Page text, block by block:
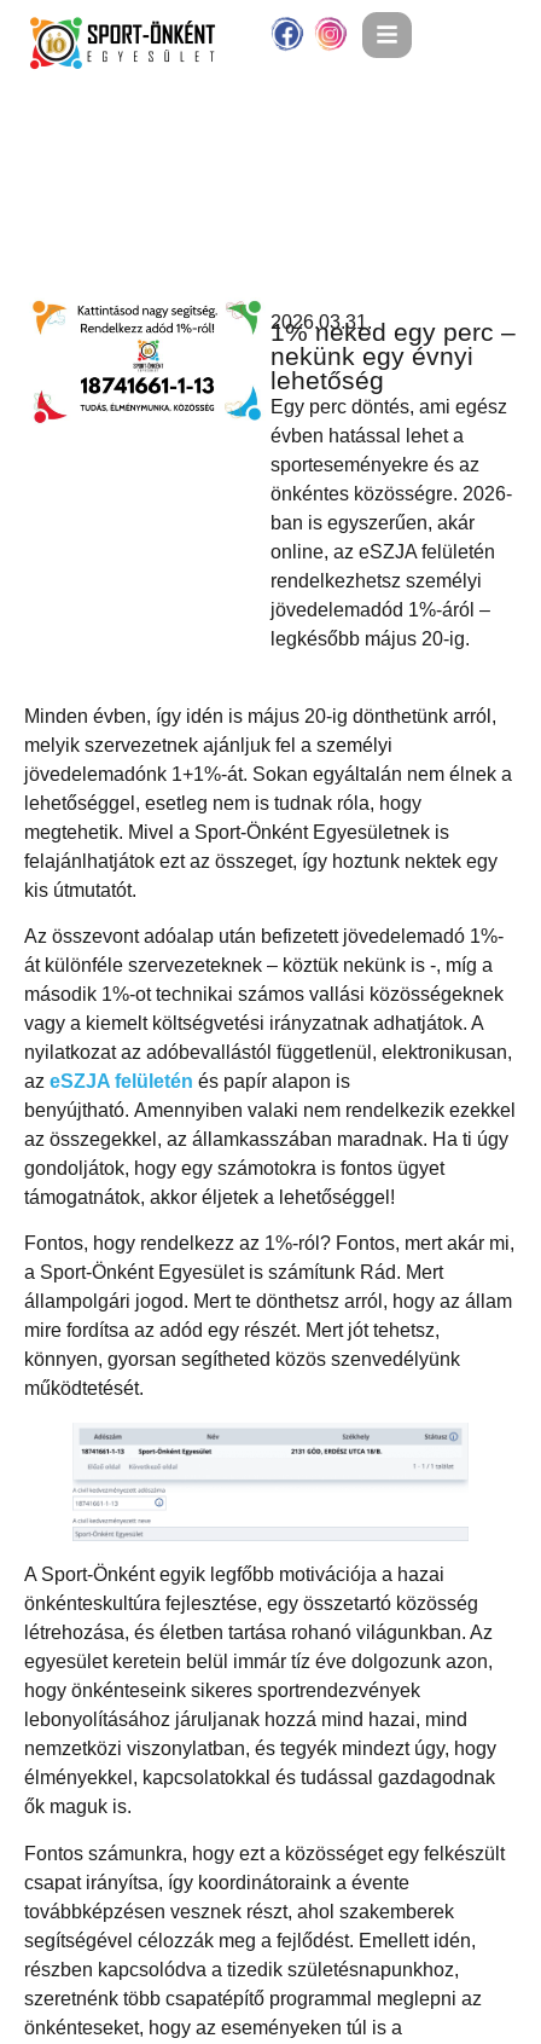
2026.03.31.
1% neked egy perc –
nekünk egy évnyi
lehetőség
Egy perc döntés, ami egész
évben hatással lehet a
sporteseményekre és az
önkéntes közösségre. 2026-
ban is egyszerűen, akár
online, az eSZJA felületén
rendelkezhetsz személyi
jövedelemadód 1%-áról –
legkésőbb május 20-ig.
Minden évben, így idén is május 20-ig dönthetünk arról,
melyik szervezetnek ajánljuk fel a személyi
jövedelemadónk 1+1%-át. Sokan egyáltalán nem élnek a
lehetőséggel, esetleg nem is tudnak róla, hogy
megtehetik. Mivel a Sport-Önként Egyesületnek is
felajánlhatjátok ezt az összeget, így hoztunk nektek egy
kis útmutatót.
Az összevont adóalap után befizetett jövedelemadó 1%-
át különféle szervezeteknek – köztük nekünk is -, míg a
második 1%-ot technikai számos vallási közösségeknek
vagy a kiemelt költségvetési irányzatnak adhatjátok. A
nyilatkozat az adóbevallástól függetlenül, elektronikusan,
az eSZJA felületén és papír alapon is
benyújtható. Amennyiben valaki nem rendelkezik ezekkel
az összegekkel, az államkasszában maradnak. Ha ti úgy
gondoljátok, hogy egy számotokra is fontos ügyet
támogatnátok, akkor éljetek a lehetőséggel!
Fontos, hogy rendelkezz az 1%-ról? Fontos, mert akár mi,
a Sport-Önként Egyesület is számítunk Rád. Mert
állampolgári jogod. Mert te dönthetsz arról, hogy az állam
mire fordítsa az adód egy részét. Mert jót tehetsz,
könnyen, gyorsan segítheted közös szenvedélyünk
működtetését.
A Sport-Önként egyik legfőbb motivációja a hazai
önkénteskultúra fejlesztése, egy összetartó közösség
létrehozása, és életben tartása rohanó világunkban. Az
egyesület keretein belül immár tíz éve dolgozunk azon,
hogy önkénteseink sikeres sportrendezvények
lebonyolításához járuljanak hozzá mind hazai, mind
nemzetközi viszonylatban, és tegyék mindezt úgy, hogy
élményekkel, kapcsolatokkal és tudással gazdagodnak
ők maguk is.
Fontos számunkra, hogy ezt a közösséget egy felkészült
csapat irányítsa, így koordinátoraink a évente
továbbképzésen vesznek részt, ahol szakemberek
segítségével célozzák meg a fejlődést. Emellett idén,
részben kapcsolódva a tizedik születésnapunkhoz,
szeretnénk több csapatépítő programmal meglepni az
önkénteseket, hogy az eseményeken túl is a